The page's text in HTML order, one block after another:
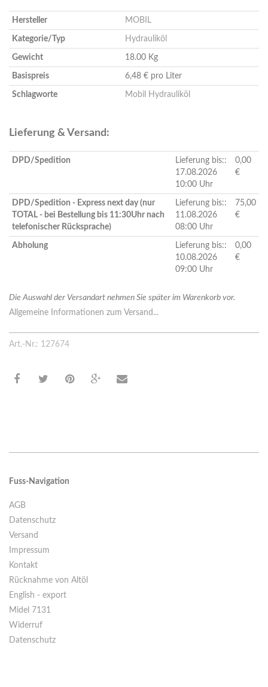
Hersteller MOBIL
Kategorie/Typ Hydrauliköl
Gewicht 18.00 Kg
Basispreis 6,48 € pro Liter
Schlagworte Mobil Hydrauliköl
Lieferung & Versand:
DPD/Spedition
Lieferung bis::
17.08.2026
10:00 Uhr
0,00
€
DPD/Spedition - Express next day (nur
TOTAL - bei Bestellung bis 11:30Uhr nach
telefonischer Rücksprache)
Lieferung bis::
11.08.2026
08:00 Uhr
75,00
€
Abholung
Lieferung bis::
10.08.2026
09:00 Uhr
0,00
€
Die Auswahl der Versandart nehmen Sie später im Warenkorb vor.
Allgemeine Informationen zum Versand...
Art.-Nr.: 127674
Fuss-Navigation
AGB
Datenschutz
Versand
Impressum
Kontakt
Rücknahme von Altöl
English - export
Midel 7131
Widerruf
Datenschutz